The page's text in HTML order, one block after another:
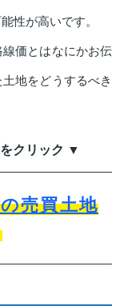
性が高いです。
価とはなにかお伝
地をどうするべき
クリック ▼
売買土地